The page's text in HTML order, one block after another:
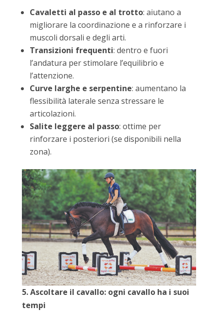
Cavaletti al passo e al trotto: aiutano a
migliorare la coordinazione e a rinforzare i
muscoli dorsali e degli arti.
Transizioni frequenti: dentro e fuori
l’andatura per stimolare l’equilibrio e
l’attenzione.
Curve larghe e serpentine: aumentano la
flessibilità laterale senza stressare le
articolazioni.
Salite leggere al passo: ottime per
rinforzare i posteriori (se disponibili nella
zona).
5. Ascoltare il cavallo: ogni cavallo ha i suoi
tempi